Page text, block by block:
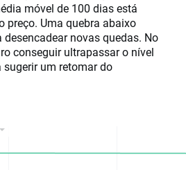
móvel de 100 dias está
preço. Uma quebra abaixo
novas quedas. No
conseguir ultrapassar o nível
um retomar do